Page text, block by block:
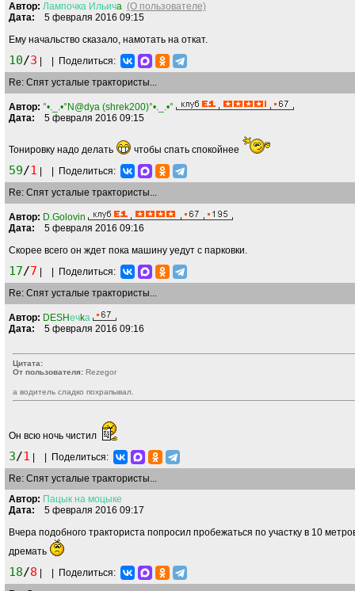
Автор: Лампочка Ильичa (О пользователе)
Дата: 5 февраля 2016 09:15
Ему начальство сказало, намотать на откат.
10/3
Поделиться:
Re: Спят усталые трактористы...
Автор: °•._.•°N@dya (shrek200)°•._.•°
Дата: 5 февраля 2016 09:15
Тонировку надо делать чтобы спать спокойнее
59/1
Поделиться:
Re: Спят усталые трактористы...
Автор: D.Golovin
Дата: 5 февраля 2016 09:16
Скорее всего он ждет пока машину уедут с парковки.
17/7
Поделиться:
Re: Спят усталые трактористы...
Автор: DESHечkа
Дата: 5 февраля 2016 09:16
Цитата:
От пользователя: Rezegor
а водитель сладко похрапывал.
Он всю ночь чистил
3/1
Поделиться:
Re: Спят усталые трактористы...
Автор: Пацык на моцыке
Дата: 5 февраля 2016 09:17
Вчера подобного тракториста попросил пробежаться по участку в 10
дремать
18/8
Поделиться: